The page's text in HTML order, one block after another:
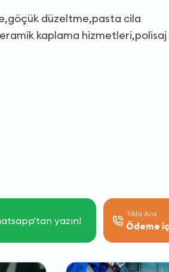
düzeltme,pasta cila
kaplama hizmetleri,polisaj
yazın!
Tıkla Ara
Ödeme